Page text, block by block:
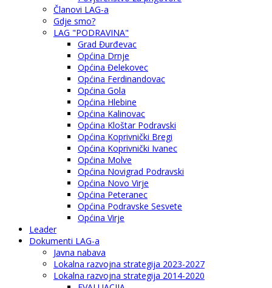
Članovi LAG-a
Gdje smo?
LAG "PODRAVINA"
Grad Đurđevac
Općina Drnje
Općina Đelekovec
Općina Ferdinandovac
Općina Gola
Općina Hlebine
Općina Kalinovac
Općina Kloštar Podravski
Općina Koprivnički Bregi
Općina Koprivnički Ivanec
Općina Molve
Općina Novigrad Podravski
Općina Novo Virje
Općina Peteranec
Općina Podravske Sesvete
Općina Virje
Leader
Dokumenti LAG-a
Javna nabava
Lokalna razvojna strategija 2023-2027
Lokalna razvojna strategija 2014-2020